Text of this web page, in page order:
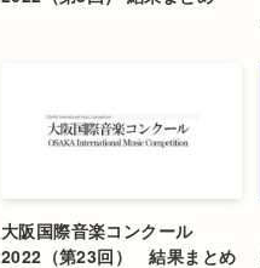
大阪国際音楽コンクール
2022（第23回） 結果まとめ